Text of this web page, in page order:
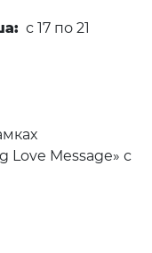
с 17 по 21
Love Message» с